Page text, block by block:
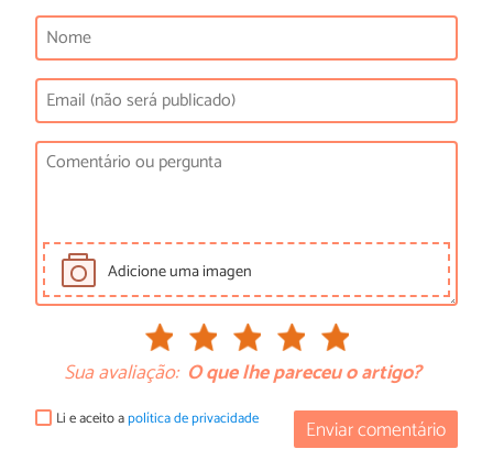
Adicione uma imagen
Sua avaliação: O que lhe pareceu o artigo?
Enviar comentário
Li e aceito apolítica de privacidade